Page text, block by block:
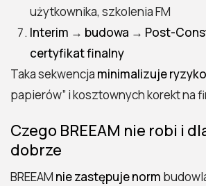
użytkownika, szkolenia FM
Interim → budowa → Post-
certyfikat finalny
Taka sekwencja minimalizuje ryzyko
papierów” i kosztownych korekt na
Czego BREEAM nie robi i
dobrze
BREEAM nie zastępuje norm